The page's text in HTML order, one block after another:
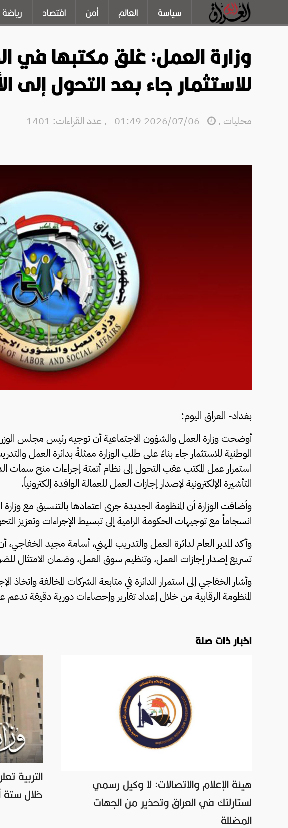
سياسة العالم أمن اقتصاد رياضة
وزارة العمل: غلق مكتبها في
للاستثمار جاء بعد التحول إلى
محليات ,
, عدد القراءات: 1401
بغداد- العراق اليوم:
أوضحت وزارة العمل والشؤون الاجتماعية أن توجيه رئيس مجلس
الوطنية للاستثمار جاء بناءً على طلب الوزارة ممثلةً بدائرة العمل
استمرار عمل المكتب عقب التحول إلى نظام أتمتة إجراءات منح سمات
التأشيرة الإلكترونية لإصدار إجازات العمل للعمالة الوافدة إلكترونياً.
وأضافت الوزارة أن المنظومة الجديدة جرى اعتمادها بالتنسيق مع وزارة
انسجاماً مع توجيهات الحكومة الرامية إلى تبسيط الإجراءات وتعزيز
وأكد المدير العام لدائرة العمل والتدريب المهني، أسامة مجيد
تسريع إصدار إجازات العمل، وتنظيم سوق العمل، وضمان الامتثال
وأشار الخفاجي إلى استمرار الدائرة في متابعة الشركات المخالفة واتخاذ
المنظومة الرقابية من خلال إعداد تقارير وإحصاءات دورية دقيقة تدعم
اخبار ذات صلة
خلال ستة
هيئة الإعلام والاتصالات: لا وكيل رسمي
لستارلنك في العراق وتحذير من الجهات
المضللة